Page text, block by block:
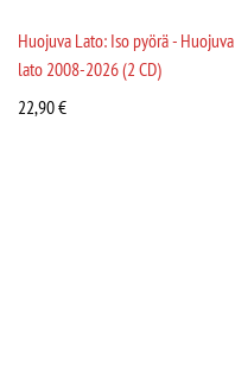
Huojuva Lato: Iso pyörä - Huojuva
lato 2008-2026 (2 CD)
22,90€